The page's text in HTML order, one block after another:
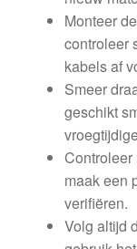
Monteer
controleer
kabels af
Smeer
geschikt
Controleer
maak een
verifiëren.
Volg altijd